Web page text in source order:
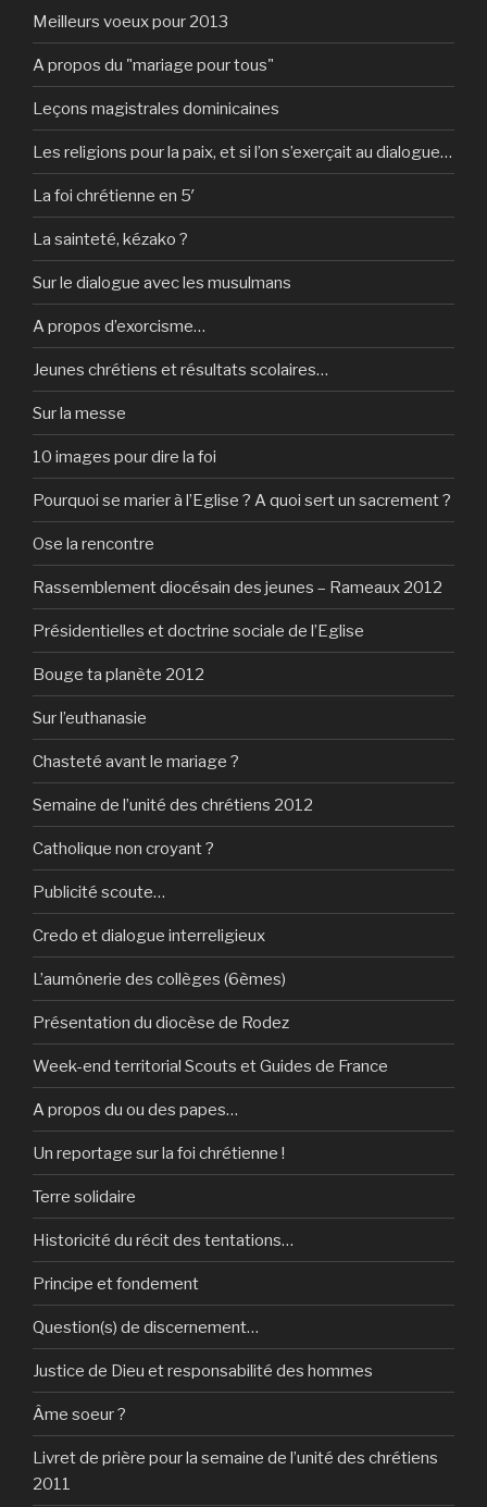
Meilleurs voeux pour 2013
A propos du "mariage pour tous"
Leçons magistrales dominicaines
Les religions pour la paix, et si l’on s’exerçait au dialogue…
La foi chrétienne en 5′
La sainteté, kézako ?
Sur le dialogue avec les musulmans
A propos d’exorcisme…
Jeunes chrétiens et résultats scolaires…
Sur la messe
10 images pour dire la foi
Pourquoi se marier à l’Eglise ? A quoi sert un sacrement ?
Ose la rencontre
Rassemblement diocésain des jeunes – Rameaux 2012
Présidentielles et doctrine sociale de l’Eglise
Bouge ta planète 2012
Sur l’euthanasie
Chasteté avant le mariage ?
Semaine de l’unité des chrétiens 2012
Catholique non croyant ?
Publicité scoute…
Credo et dialogue interreligieux
L’aumônerie des collèges (6èmes)
Présentation du diocèse de Rodez
Week-end territorial Scouts et Guides de France
A propos du ou des papes…
Un reportage sur la foi chrétienne !
Terre solidaire
Historicité du récit des tentations…
Principe et fondement
Question(s) de discernement…
Justice de Dieu et responsabilité des hommes
Âme soeur ?
Livret de prière pour la semaine de l’unité des chrétiens
2011